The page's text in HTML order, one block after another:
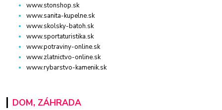
www.stonshop.sk
www.sanita-kupelne.sk
www.skolsky-batoh.sk
www.sportaturistika.sk
www.potraviny-online.sk
www.zlatnictvo-online.sk
www.rybarstvo-kamenik.sk
DOM, ZÁHRADA